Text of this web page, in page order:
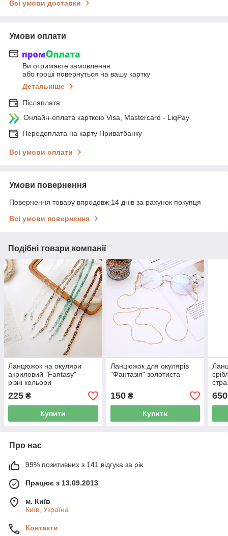
Всі умови доставки
Умови оплати
Ви отримаєте замовлення
або гроші повернуться на вашу картку
Детальніше
Післяплата
Онлайн-оплата карткою Visa, Mastercard - LiqPay
Передоплата на карту Приватбанку
Всі умови оплати
Умови повернення
Повернення товару впродовж 14 днів за рахунок покупця
Всі умови повернення
Подібні товари компанії
Ланцюжок на окуляри
акриловий "Fantasy" —
різні кольори
225 ₴
Купити
Ланцюжок для окулярів
"Фантазія" золотиста
150₴
Купити
650
Про нас
99% позитивних з 141 відгука за рік
Працює з 13.09.2013
м. Київ
Київ, Україна
Контакти